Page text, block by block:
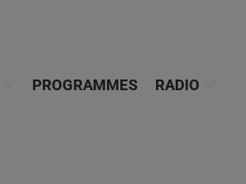
PROGRAMMES RADIO